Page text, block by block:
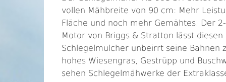
vollen Mähbreite von 90 cm: Mehr
Fläche und noch mehr Gemähtes. Der
Motor von Briggs & Stratton lässt diesen
Schlegelmulcher unbeirrt seine Bahnen
hohes Wiesengras, Gestrüpp und
sehen Schlegelmähwerke der